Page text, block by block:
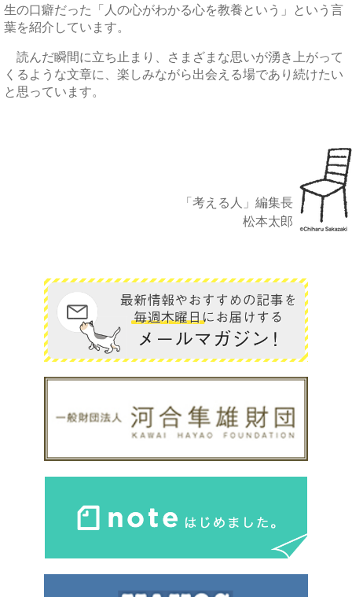
生の口癖だった「人の心がわかる心を教養という」という言
葉を紹介しています。
読んだ瞬間に立ち止まり、さまざまな思いが湧き上がって
くるような文章に、楽しみながら出会える場であり続けたい
と思っています。
「考える人」編集長
松本太郎